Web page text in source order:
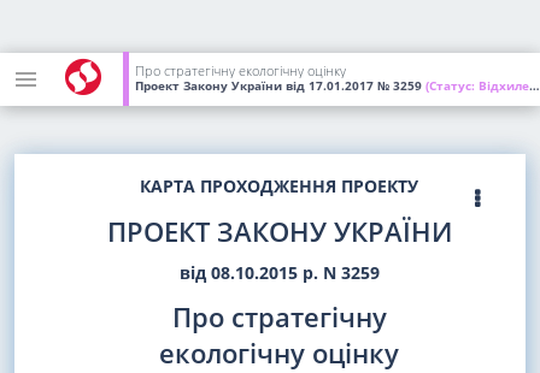
Про стратегічну екологічну оцінку
Проект Закону України від 17.01.2017 № 3259 (Статус: Відхилений ВР України)
КАРТА ПРОХОДЖЕННЯ ПРОЕКТУ
ПРОЕКТ ЗАКОНУ УКРАЇНИ
від 08.10.2015 р. N 3259
Про стратегічну
екологічну оцінку